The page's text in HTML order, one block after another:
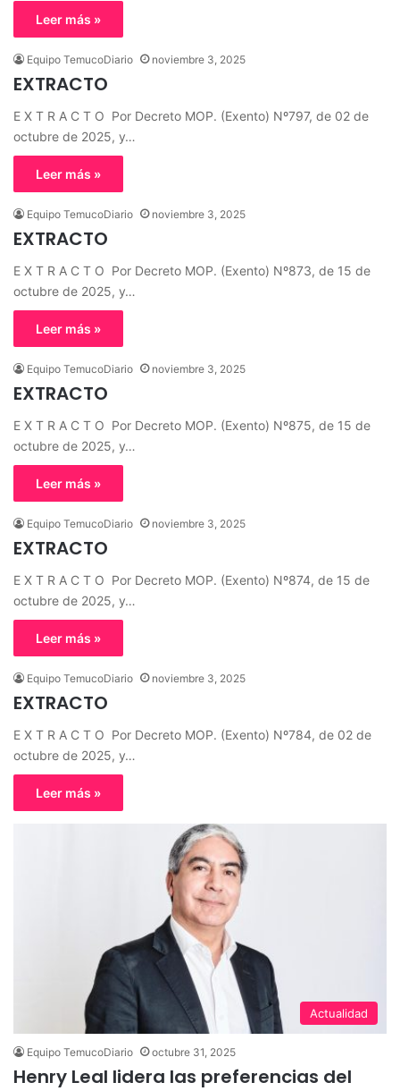
Leer más »
Equipo TemucoDiario noviembre 3, 2025
EXTRACTO
E X T R A C T O Por Decreto MOP. (Exento) Nº797, de 02 de
octubre de 2025, y…
Leer más »
Equipo TemucoDiario noviembre 3, 2025
EXTRACTO
E X T R A C T O Por Decreto MOP. (Exento) Nº873, de 15 de
octubre de 2025, y…
Leer más »
Equipo TemucoDiario noviembre 3, 2025
EXTRACTO
E X T R A C T O Por Decreto MOP. (Exento) Nº875, de 15 de
octubre de 2025, y…
Leer más »
Equipo TemucoDiario noviembre 3, 2025
EXTRACTO
E X T R A C T O Por Decreto MOP. (Exento) Nº874, de 15 de
octubre de 2025, y…
Leer más »
Equipo TemucoDiario noviembre 3, 2025
EXTRACTO
E X T R A C T O Por Decreto MOP. (Exento) Nº784, de 02 de
octubre de 2025, y…
Leer más »
Actualidad
Equipo TemucoDiario octubre 31, 2025
Henry Leal lidera las preferencias del